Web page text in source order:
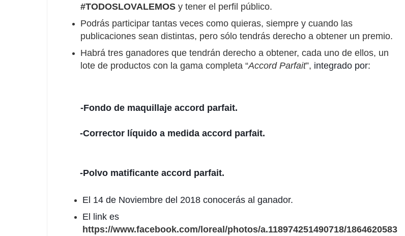
#TODOSLOVALEMOS y tener el perfil público.
Podrás participar tantas veces como quieras, siempre y cuando las
publicaciones sean distintas, pero sólo tendrás derecho a obtener un premio.
Habrá tres ganadores que tendrán derecho a obtener, cada uno de ellos, un
lote de productos con la gama completa “Accord Parfait”, integrado por:
-Fondo de maquillaje accord parfait.
       -Corrector líquido a medida accord parfait.
       -Polvo matificante accord parfait.
El 14 de Noviembre del 2018 conocerás al ganador.
https://www.facebook.com/loreal/photos/a.118974251490718/1864620583